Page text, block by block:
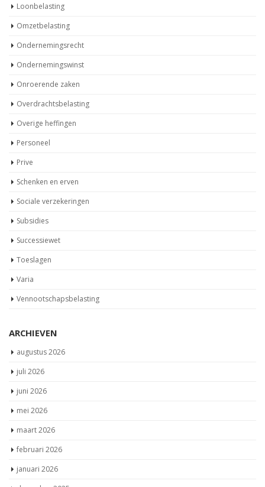
Loonbelasting
Omzetbelasting
Ondernemingsrecht
Ondernemingswinst
Onroerende zaken
Overdrachtsbelasting
Overige heffingen
Personeel
Prive
Schenken en erven
Sociale verzekeringen
Subsidies
Successiewet
Toeslagen
Varia
Vennootschapsbelasting
ARCHIEVEN
augustus 2026
juli 2026
juni 2026
mei 2026
maart 2026
februari 2026
januari 2026